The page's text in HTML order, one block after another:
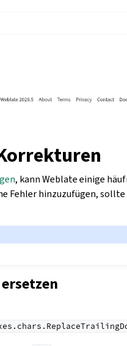
, kann Weblate einige
Fehler hinzuzufügen,